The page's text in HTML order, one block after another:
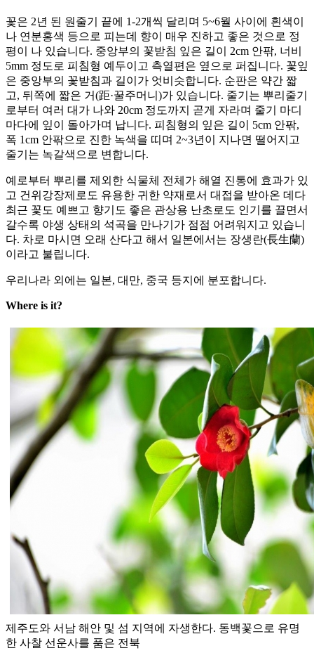
꽃은 2년 된 원줄기 끝에 1-2개씩 달리며 5~6월 사이에 흰색이
나 연분홍색 등으로 피는데 향이 매우 진하고 좋은 것으로 정
평이 나 있습니다. 중앙부의 꽃받침 잎은 길이 2cm 안팎, 너비
5mm 정도로 피침형 예두이고 측열편은 옆으로 퍼집니다. 꽃잎
은 중앙부의 꽃받침과 길이가 엇비슷합니다. 순판은 약간 짧
고, 뒤쪽에 짧은 거(距·꿀주머니)가 있습니다. 줄기는 뿌리줄기
로부터 여러 대가 나와 20cm 정도까지 곧게 자라며 줄기 마디
마다에 잎이 돌아가며 납니다. 피침형의 잎은 길이 5cm 안팎,
폭 1cm 안팎으로 진한 녹색을 띠며 2~3년이 지나면 떨어지고
줄기는 녹갈색으로 변합니다.
예로부터 뿌리를 제외한 식물체 전체가 해열 진통에 효과가 있
고 건위강장제로도 유용한 귀한 약재로서 대접을 받아온 데다
최근 꽃도 예쁘고 향기도 좋은 관상용 난초로도 인기를 끌면서
갈수록 야생 상태의 석곡을 만나기가 점점 어려워지고 있습니
다. 차로 마시면 오래 산다고 해서 일본에서는 장생란(長生蘭)
이라고 불립니다.
우리나라 외에는 일본, 대만, 중국 등지에 분포합니다.
Where is it?
제주도와 서남 해안 및 섬 지역에 자생한다. 동백꽃으로 유명
한 사찰 선운사를 품은 전북